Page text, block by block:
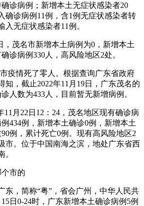
诊病例；新增本土无症状感染者20
确诊病例11例，含1例无症状感染者转
无症状感染者11例。
，茂名市新增本土病例为0，新增本土
诊病例330人，高风险地区2处。
疫情死了零人。根据查询广东省政府
知，截止2022年11月19日，广东茂名的
人数为433人，目前暂无新增病例。
11月22日12：24，茂名地区现有确诊病
434例，新增本土确诊0例，新增本土
例，累计死亡0例。现有高风险地区2
市。位于中国南海之滨，地处广东省西
。
市的
东，简称“粤”，省会广州，中华人民共
日0-24时，广东新增本土确诊病例5例